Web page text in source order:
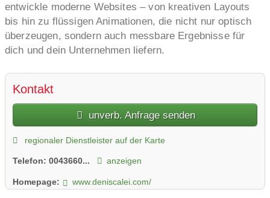
entwickle moderne Websites – von kreativen Layouts
bis hin zu flüssigen Animationen, die nicht nur optisch
überzeugen, sondern auch messbare Ergebnisse für
dich und dein Unternehmen liefern.
Kontakt
unverb. Anfrage senden
regionaler Dienstleister auf der Karte
Telefon: 0043660... anzeigen
Homepage: www.deniscalei.com/